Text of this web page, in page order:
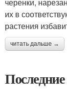
черенки,
их в
растения
читать дальше →